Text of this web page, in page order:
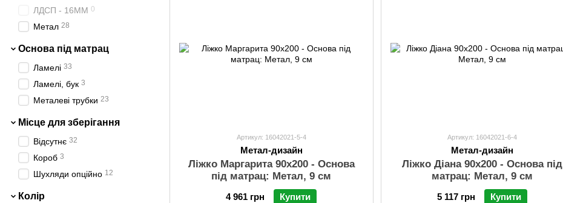
Артикул: 16042021-5-4
Метал-дизайн
Ліжко Маргарита 90х200 - Основа
під матрац: Метал, 9 см
4 961 грн Купити
Артикул: 16042021-6-4
Метал-дизайн
Ліжко Діана 90х200 - Основа під
матрац: Метал, 9 см
5 117 грн Купити
180х200 128
200х200
ЛДСП - 16ММ 0
Метал 28
Основа під матрац
Ламелі 33
Ламелі, бук 3
Металеві трубки 23
Місце для зберігання
Відсутнє 32
Короб 3
Шухляди опційно 12
Колір